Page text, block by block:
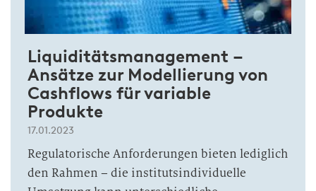
Liquiditätsmanagement –
Ansätze zur Modellierung von
Cashflows für variable
Produkte
17.01.2023
Regulatorische Anforderungen bieten lediglich
den Rahmen – die institutsindividuelle